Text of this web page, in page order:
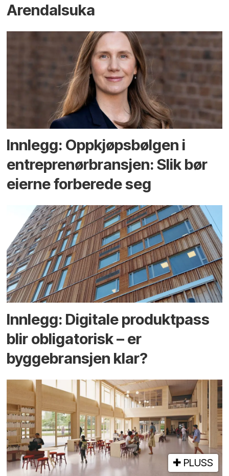
Arendals­uka
Innlegg: Oppkjøps­bølgen i
entreprenør­bransjen: Slik bør
eierne forberede seg
Innlegg: Digitale produktpass
blir obligatorisk – er
byggebransjen klar?
PLUSS